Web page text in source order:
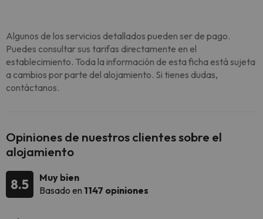
Algunos de los servicios detallados pueden ser de pago.
Puedes consultar sus tarifas directamente en el
establecimiento. Toda la información de esta ficha está sujeta
a cambios por parte del alojamiento. Si tienes dudas,
contáctanos.
Opiniones de nuestros clientes sobre el
alojamiento
8.5
Muy bien
Basado en 1147 opiniones